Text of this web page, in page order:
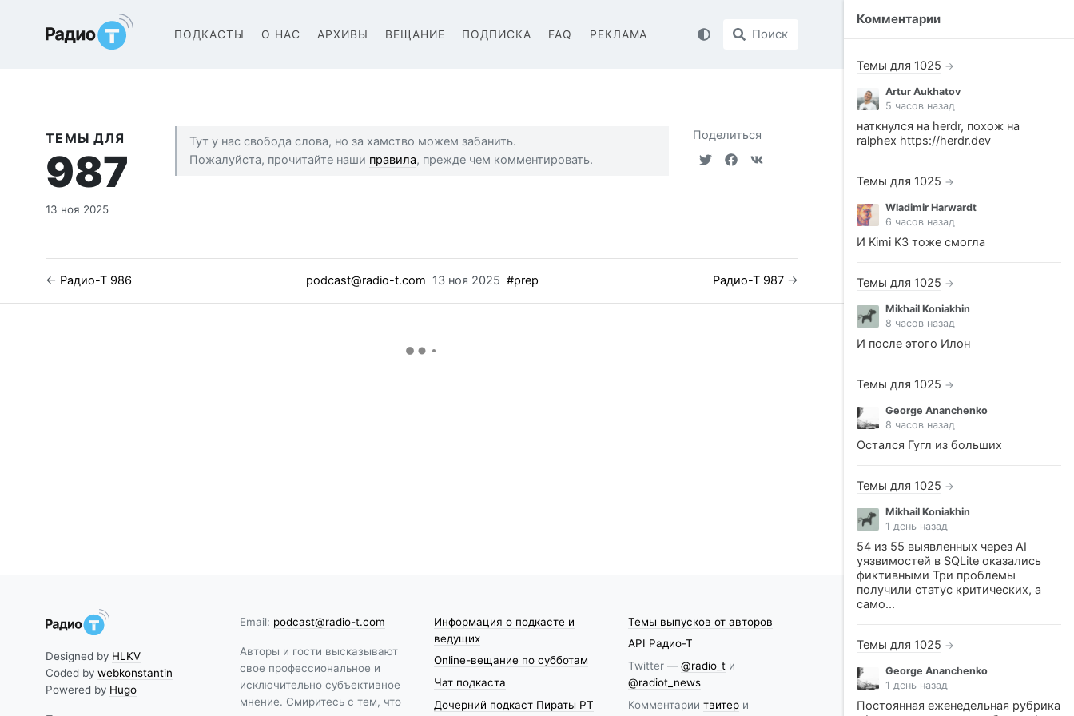
Радио-Т Подкаст Поиск
ПОДКАСТЫ О НАС АРХИВЫ ВЕЩАНИЕ ПОДПИСКА FAQ РЕКЛАМА
ТЕМЫ ДЛЯ
987
13 ноя 2025
Тут у нас свобода слова, но за хамство можем забанить.
Пожалуйста, прочитайте наши правила, прежде чем комментировать.
Поделиться
← Радио-Т 986 Радио-Т 987→
podcast@radio-t.com 13 ноя 2025 #prep
Designed by HLKV
Coded bywebkonstantin
Powered by Hugo
Email: podcast@radio-t.com
Авторы и гости высказывают
свое профессиональное и
исключительно субъективное
мнение. Смиритесь с тем, что
Информация о подкасте и
ведущих
Online-вещание по субботам
Чат подкаста
Дочерний подкаст Пираты РТ
Темы выпусков от авторов
API Радио-Т
Twitter —@radio_tи
@radiot_news
Комментарии твитери
Комментарии
Темы для 1025 →
Artur Aukhatov
5 часов назад
наткнулся на herdr, похож на
ralphex https://herdr.dev
Темы для 1025 →
Wladimir Harwardt
6 часов назад
И Kimi K3 тоже смогла
Темы для 1025 →
Mikhail Koniakhin
8 часов назад
И после этого Илон
Темы для 1025 →
George Ananchenko
8 часов назад
Остался Гугл из больших
Темы для 1025 →
Mikhail Koniakhin
1 день назад
54 из 55 выявленных через AI
уязвимостей в SQLite оказались
фиктивными Три проблемы
получили статус критических, а
само...
Темы для 1025 →
George Ananchenko
1 день назад
Постоянная еженедельная рубрика